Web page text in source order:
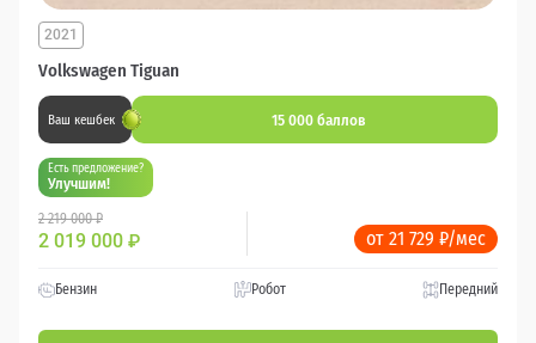
Volkswagen Tiguan
2021
Ваш кешбек 15 000 баллов
Есть предложение?
Улучшим!
2 219 000 ₽
2 019 000 ₽ от 21 729 ₽/мес
Бензин Робот Передний